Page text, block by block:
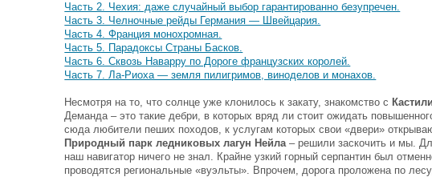
Часть 2. Чехия: даже случайный выбор гарантированно безупречен.
Часть 3. Челночные рейды Германия — Швейцария.
Часть 4. Франция монохромная.
Часть 5. Парадоксы Страны Басков.
Часть 6. Сквозь Наварру по Дороге французских королей.
Часть 7. Ла-Риоха — земля пилигримов, виноделов и монахов.
Несмотря на то, что солнце уже клонилось к закату, знакомство с
Деманда – это такие дебри, в которых вряд ли стоит ожидать
сюда любители пеших походов, к услугам которых свои «двери»
Природный парк ледниковых лагун Нейла– решили заскочить и мы.
наш навигатор ничего не знал. Крайне узкий горный серпантин был
проводятся региональные «вуэльты». Впрочем, дорога проложена по